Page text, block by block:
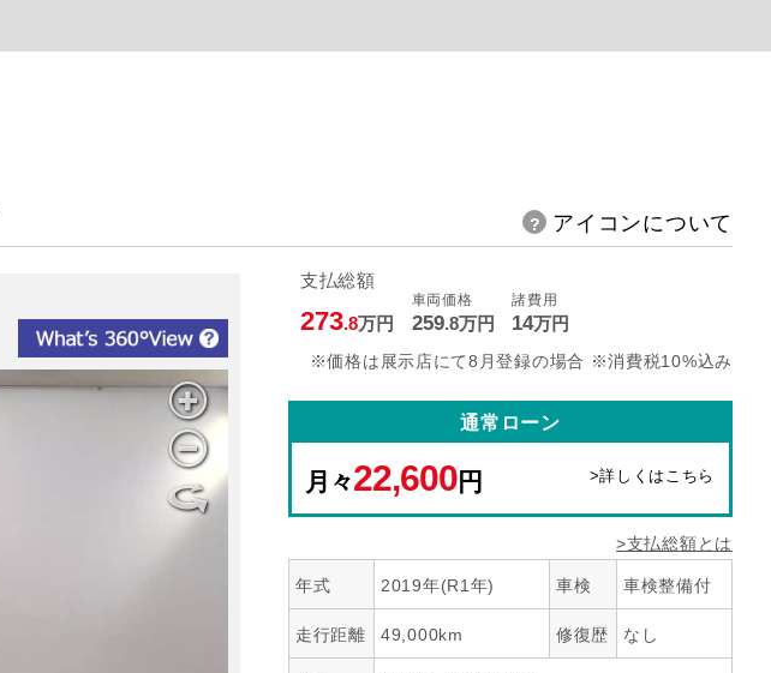
アイコンについて
支払総額
273.8万円
車両価格
259.8万円
諸費用
14万円
※価格は展示店にて8月登録の場合 ※消費税10%込み
通常ローン
月々22,600円 >詳しくはこちら
>支払総額とは
年式 2019年(R1年) 車検 車検整備付
走行距離 49,000km 修復歴 なし